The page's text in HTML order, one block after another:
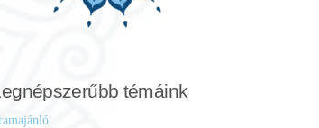
témáink